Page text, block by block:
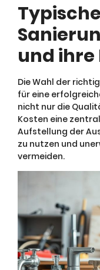
Typische
und
Die Wahl der
für eine
nicht nur die
Kosten eine
Aufstellung der
zu nutzen und
vermeiden.